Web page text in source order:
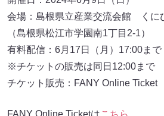
会場：島根県立産業交流会館 く
（島根県松江市学園南1丁目2-1）
有料配信：6月17日（月）17:00まで
※チケットの販売は同日12:00まで
チケット販売：FANY Online Ticket